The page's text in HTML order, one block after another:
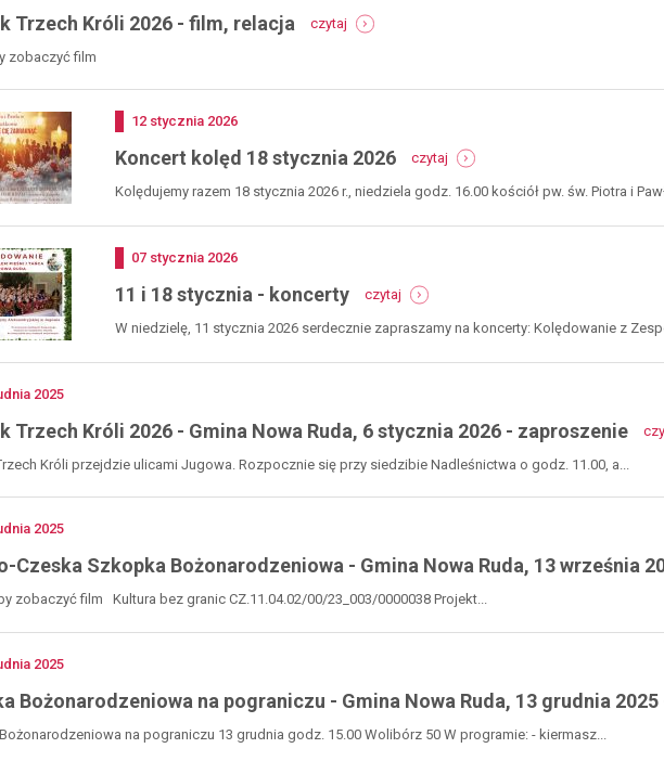
Trzech Króli 2026 - film, relacja czytaj
orszak
2026
relacja
zobaczyć film
Dodano
12 stycznia 2026
Koncert kolęd 18 stycznia 2026 czytaj
koncert
kolęd
stycznia
Kolędujemy razem 18 stycznia 2026 r., niedziela godz. 16.00 kościół pw. św. Piotra i
Dodano
07 stycznia 2026
11 i 18 stycznia - koncerty czytaj
11
i
stycznia
W niedzielę, 11 stycznia 2026 serdecznie zapraszamy na koncerty: Kolędowanie z
2025
Trzech Króli 2026 - Gmina Nowa Ruda, 6 stycznia 2026 - zaproszenie
Króli przejdzie ulicami Jugowa. Rozpocznie się przy siedzibie Nadleśnictwa o godz. 11.00, a...
2025
Czeska Szkopka Bożonarodzeniowa - Gmina Nowa Ruda, 13 września
zobaczyć film Kultura bez granic CZ.11.04.02/00/23_003/0000038 Projekt...
2025
Bożonarodzeniowa na pograniczu - Gmina Nowa Ruda, 13 grudnia
na pograniczu 13 grudnia godz. 15.00 Wolibórz 50 W programie: - kiermasz...